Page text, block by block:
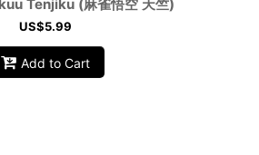
Tenjiku (麻雀悟空 天竺)
US$5.99
Add to Cart